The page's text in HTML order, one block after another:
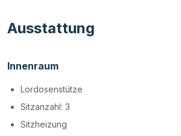
Ausstattung
Innenraum
Lordosenstütze
Sitzanzahl: 3
Sitzheizung